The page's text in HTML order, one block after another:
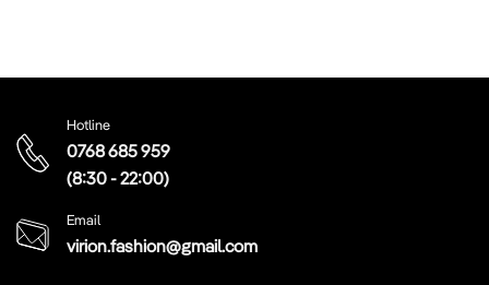
Hotline
0768 685 959
(8:30 - 22:00)
Email
virion.fashion@gmail.com